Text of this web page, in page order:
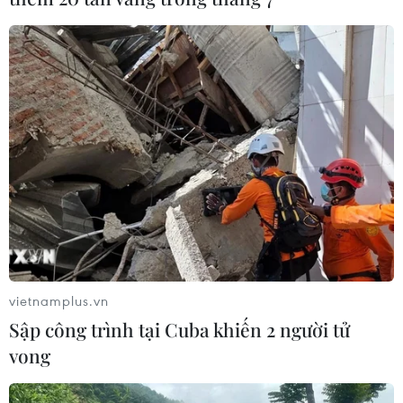
Gần 21.000 nhân viên y tế được tiêm
vắcxin cúm mùa phòng bệnh
16/11/2019 02:47
Nhóm nhân viên y tế là một trong số các nhóm đối
tượng có nguy cơ mắc bệnh cúm cao nhất và là một
trong những mắt xích liên quan đến việc lây truyền virus
cúm sang nhóm bệnh nhân được họ chăm sóc...
vietnamplus.vn
Sập công trình tại Cuba khiến 2 người tử
vong